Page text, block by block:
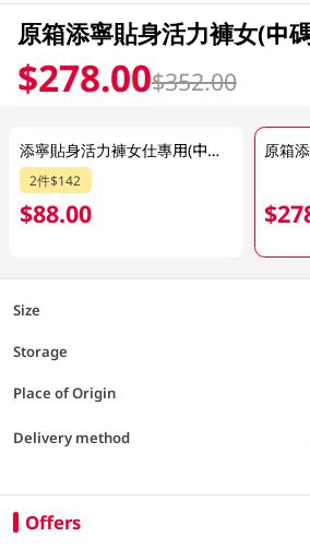
原箱添寧貼身活力褲女(中
$278.00$352.00
添寧貼身活力褲女仕專用(中碼) 9PC
2件$142
$88.00
Size
Storage
Place of Origin
Delivery method
Offers